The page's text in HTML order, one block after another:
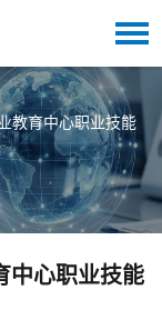
教育中心职业技能
中心职业技能